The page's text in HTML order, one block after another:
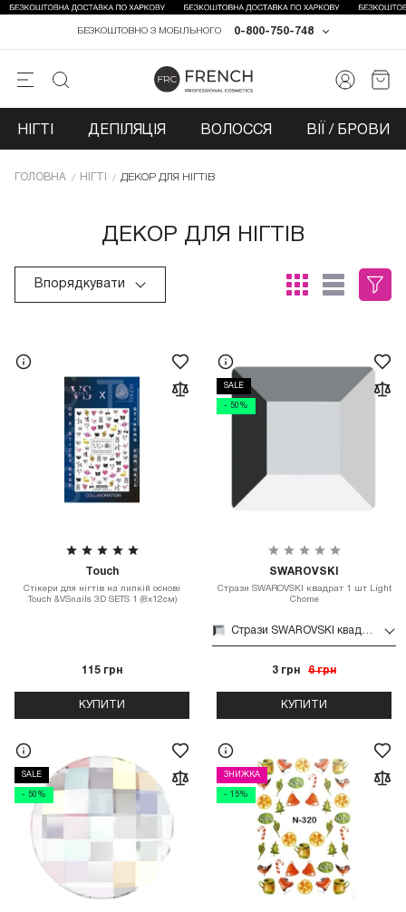
0-800-750-748
БЕЗКОШТОВНО З МОБІЛЬНОГО
НІГТІ ДЕПІЛЯЦІЯ ВОЛОССЯ ВІЇ / БРОВИ
ГОЛОВНА НІГТІ ДЕКОР ДЛЯ НІГТІВ
ДЕКОР ДЛЯ НІГТІВ
Впорядкувати
Touch
Стікери для нігтів на липкій основі
Touch &VSnails 3D SETS 1 (8x12см)
115 грн
КУПИТИ
SALE
- 50%
SWAROVSKI
Стрази SWAROVSKI квадрат 1 шт Light
Chome
Стрази SWAROVSKI квадрат 1 шт Light Chome
3 грн 6 грн
КУПИТИ
SALE
- 50%
ЗНИЖКА
- 15%